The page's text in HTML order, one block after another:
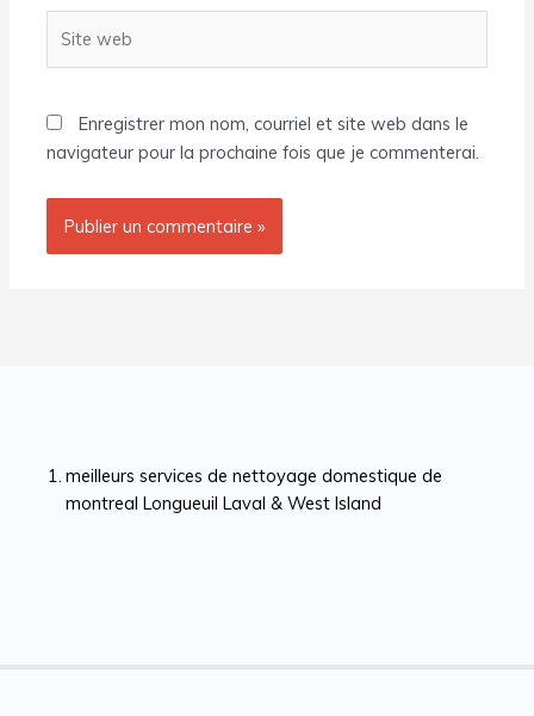
web
Enregistrer mon nom, courriel et site web dans le
navigateur pour la prochaine fois que je commenterai.
meilleurs services de nettoyage domestique de
montreal Longueuil Laval & West Island